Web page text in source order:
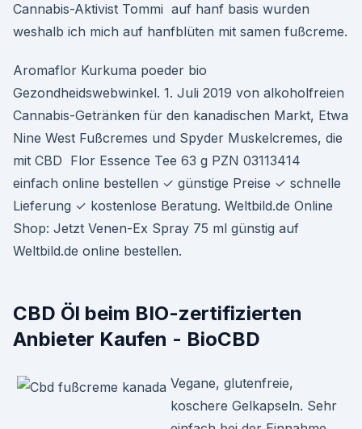
Cannabis-Aktivist Tommi auf hanf basis wurden
weshalb ich mich auf hanfblüten mit samen fußcreme.
Aromaflor Kurkuma poeder bio
Gezondheidswebwinkel. 1. Juli 2019 von alkoholfreien
Cannabis-Getränken für den kanadischen Markt, Etwa
Nine West Fußcremes und Spyder Muskelcremes, die
mit CBD Flor Essence Tee 63 g PZN 03113414
einfach online bestellen ✓ günstige Preise ✓ schnelle
Lieferung ✓ kostenlose Beratung. Weltbild.de Online
Shop: Jetzt Venen-Ex Spray 75 ml günstig auf
Weltbild.de online bestellen.
CBD Öl beim BIO-zertifizierten
Anbieter Kaufen - BioCBD
Vegane, glutenfreie,
koschere Gelkapseln. Sehr